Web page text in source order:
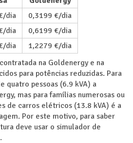
dia
0,3199 €/dia
dia
0,6199 €/dia
dia
1,2279 €/dia
na Goldenergy e na
para potências reduzidas. Para
quatro pessoas (6.9 kVA) a
mas para famílias numerosas ou
de carros elétricos (13.8 kVA) é a
Por este motivo, para saber
deve usar o simulador de